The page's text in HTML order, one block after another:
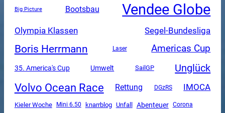
Big Picture Bootsbau Vendee Globe
Olympia Klassen Segel-Bundesliga
Boris Herrmann Laser Americas Cup
35. America's Cup Umwelt SailGP Unglück
Volvo Ocean Race Rettung DGzRS IMOCA
Kieler Woche Mini 6.50 knarrblog Unfall Abenteuer Corona